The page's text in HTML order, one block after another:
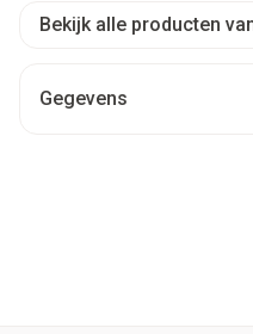
Bekijk alle producten
Gegevens